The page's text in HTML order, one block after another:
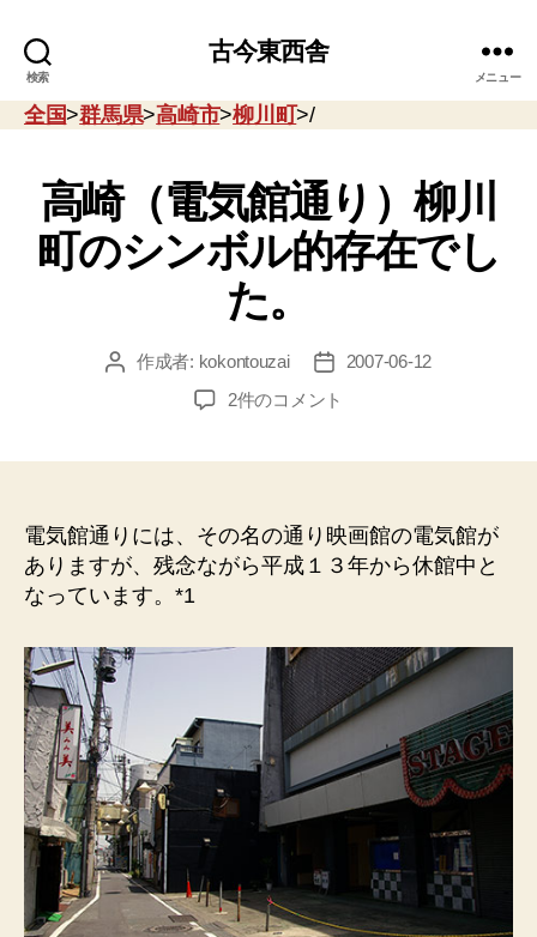
検索
古今東西舎
メニュー
全国>群馬県>高崎市>柳川町>/
高崎（電気館通り）柳川
町のシンボル的存在でし
た。
投 作成者: kokontouzai
投
稿
日
2007-06-12
高
通
り）
柳
ル
的
存
し
た。
2件のコメント
電気館通りには、その名の通り映画館の電気館が
ありますが、残念ながら平成１３年から休館中と
なっています。*1